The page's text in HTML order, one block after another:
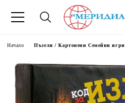
Начало Пъзели / Картонени Семейни игри